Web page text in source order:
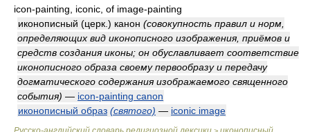
icon-painting, iconic, of image-painting
иконописный (церк.) канон (совокупность правил и норм,
определяющих вид иконописного изображения, приёмов и
средств создания иконы; он обуславливает соответствие
иконописного образа своему первообразу и передачу
догматического содержания изображаемого священного
события) — icon-painting canon
иконописный образ (святого) — iconic image